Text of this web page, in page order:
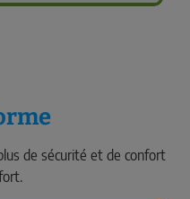
de sécurité et de confort